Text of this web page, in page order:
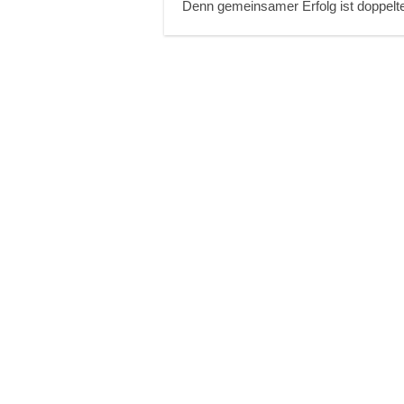
Denn gemeinsamer Erfolg ist